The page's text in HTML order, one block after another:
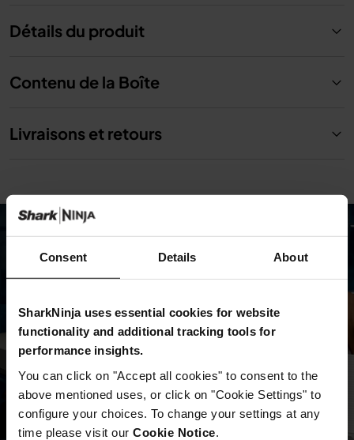
Consent Details About
SharkNinja uses essential cookies for website
functionality and additional tracking tools for
performance insights.
You can click on "Accept all cookies" to consent to the
above mentioned uses, or click on "Cookie Settings" to
configure your choices. To change your settings at any
time please visit our Cookie Notice
Détails du produit
Contenu de la Boîte
Livraisons et retours